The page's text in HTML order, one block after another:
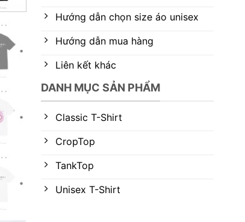
Hướng dẫn chọn size áo unisex
Hướng dẫn mua hàng
Liên kết khác
DANH MỤC SẢN PHẨM
Classic T-Shirt
CropTop
TankTop
Unisex T-Shirt